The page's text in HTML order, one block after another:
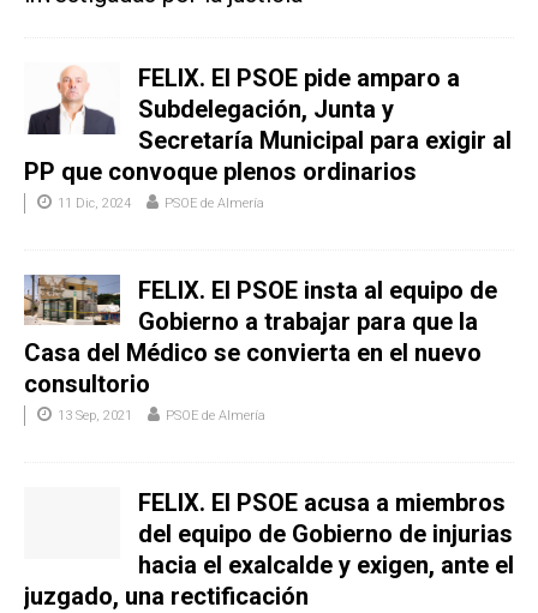
FELIX. El PSOE pide amparo a
Subdelegación, Junta y
Secretaría Municipal para exigir al
PP que convoque plenos ordinarios
11 Dic, 2024 PSOE de Almería
FELIX. El PSOE insta al equipo de
Gobierno a trabajar para que la
Casa del Médico se convierta en el nuevo
consultorio
13 Sep, 2021 PSOE de Almería
FELIX. El PSOE acusa a miembros
del equipo de Gobierno de injurias
hacia el exalcalde y exigen, ante el
juzgado, una rectificación